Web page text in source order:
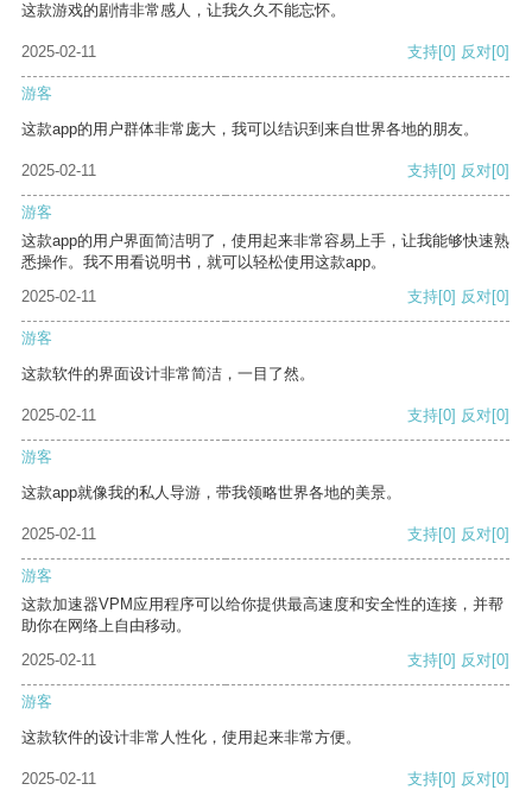
这款游戏的剧情非常感人，让我久久不能忘怀。
2025-02-11 支持[0] 反对[0]
游客
这款app的用户群体非常庞大，我可以结识到来自世界各地的朋友。
2025-02-11 支持[0] 反对[0]
游客
这款app的用户界面简洁明了，使用起来非常容易上手，让我能够快速熟
悉操作。我不用看说明书，就可以轻松使用这款app。
2025-02-11
支持[0] 反对[0]
游客
这款软件的界面设计非常简洁，一目了然。
2025-02-11 支持[0] 反对[0]
游客
这款app就像我的私人导游，带我领略世界各地的美景。
2025-02-11 支持[0] 反对[0]
游客
这款加速器VPM应用程序可以给你提供最高速度和安全性的连接，并帮
助你在网络上自由移动。
2025-02-11
支持[0] 反对[0]
游客
这款软件的设计非常人性化，使用起来非常方便。
2025-02-11 支持[0] 反对[0]